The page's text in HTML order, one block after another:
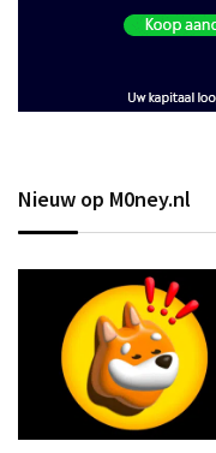
Nieuw op M0ney.nl